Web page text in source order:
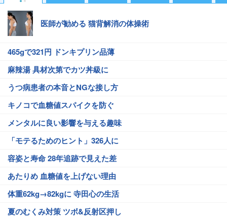
医師が勧める 猫背解消の体操術
465gで321円 ドンキプリン品薄
麻辣湯 具材次第でカツ丼級に
うつ病患者の本音とNGな接し方
キノコで血糖値スパイクを防ぐ
メンタルに良い影響を与える趣味
「モテるためのヒント」326人に
容姿と寿命 28年追跡で見えた差
あたりめ 血糖値を上げない理由
体重62kg→82kgに 寺田心の生活
夏のむくみ対策 ツボ&反射区押し